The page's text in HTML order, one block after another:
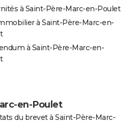
à Saint-Père-Marc-en-Poulet
à Saint-Père-Marc-en-
à Saint-Père-Marc-en-
en-Poulet
du brevet à Saint-Père-Marc-